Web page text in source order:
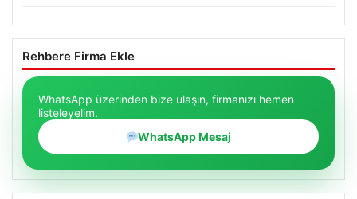
Rehbere Firma Ekle
WhatsApp üzerinden bize ulaşın, firmanızı hemen
listeleyelim.
WhatsApp Mesaj